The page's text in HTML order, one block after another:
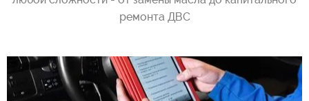
ремонта ДВС